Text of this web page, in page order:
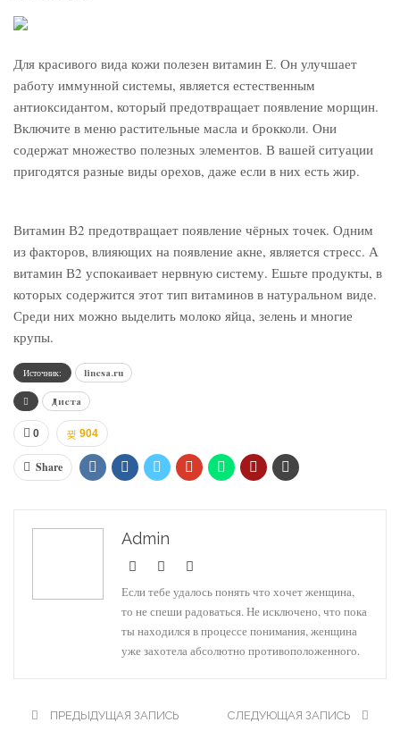
Для красивого вида кожи полезен витамин Е. Он улучшает
работу иммунной системы, является естественным
антиоксидантом, который предотвращает появление морщин.
Включите в меню растительные масла и брокколи. Они
содержат множество полезных элементов. В вашей ситуации
пригодятся разные виды орехов, даже если в них есть жир.
Витамин В2 предотвращает появление чёрных точек. Одним
из факторов, влияющих на появление акне, является стресс. А
витамин В2 успокаивает нервную систему. Ешьте продукты, в
которых содержится этот тип витаминов в натуральном виде.
Среди них можно выделить молоко яйца, зелень и многие
крупы.
Источник: linesa.ru
Диета
0 904
Share
Admin
Если тебе удалось понять что хочет женщина,
то не спеши радоваться. Не исключено, что пока
ты находился в процессе понимания, женщина
уже захотела абсолютно противоположенного.
ПРЕДЫДУЩАЯ ЗАПИСЬ СЛЕДУЮЩАЯ ЗАПИСЬ